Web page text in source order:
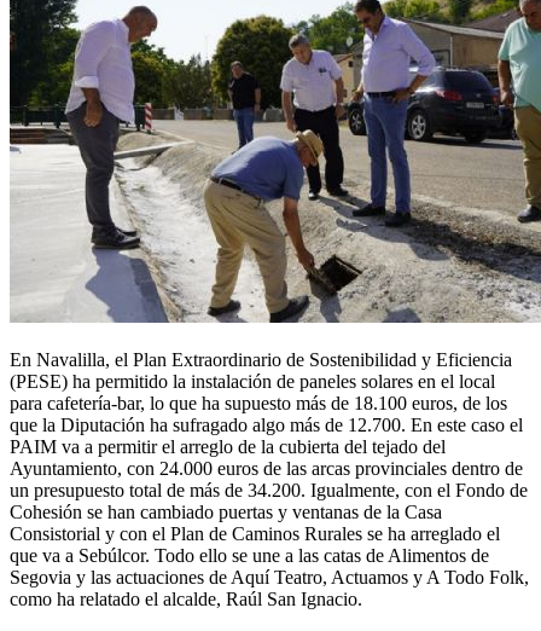
En Navalilla, el Plan Extraordinario de Sostenibilidad y Eficiencia
(PESE) ha permitido la instalación de paneles solares en el local
para cafetería-bar, lo que ha supuesto más de 18.100 euros, de los
que la Diputación ha sufragado algo más de 12.700. En este caso el
PAIM va a permitir el arreglo de la cubierta del tejado del
Ayuntamiento, con 24.000 euros de las arcas provinciales dentro de
un presupuesto total de más de 34.200. Igualmente, con el Fondo de
Cohesión se han cambiado puertas y ventanas de la Casa
Consistorial y con el Plan de Caminos Rurales se ha arreglado el
que va a Sebúlcor. Todo ello se une a las catas de Alimentos de
Segovia y las actuaciones de Aquí Teatro, Actuamos y A Todo Folk,
como ha relatado el alcalde, Raúl San Ignacio.